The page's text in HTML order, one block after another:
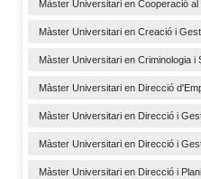
Màster Universitari en Cooperació
Màster Universitari en Creació i
Màster Universitari en Criminologia i
Màster Universitari en Direcció
Màster Universitari en Direcció i
Màster Universitari en Direcció i
Màster Universitari en Direcció i